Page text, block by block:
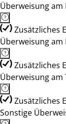
Überweisung am
Zusätzliches
Überweisung am
Zusätzliches
Überweisung am
Zusätzliches
Sonstige